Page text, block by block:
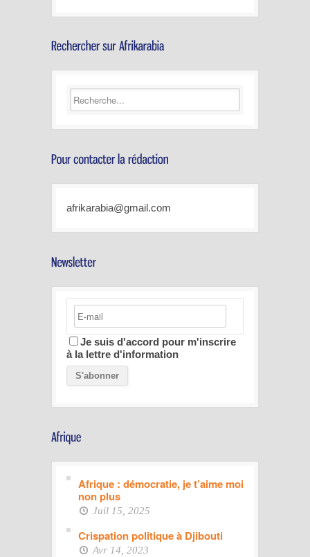
afrikarabia@gmail.com
Je suis d'accord pour m'inscrire
à la lettre d'information
Afrique : démocratie, je t’aime moi
non plus
Juil 15, 2025
Crispation politique à Djibouti
Avr 14, 2023